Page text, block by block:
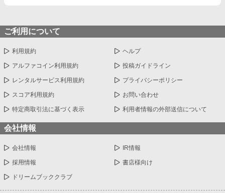
ご利用について
利用規約 ヘルプ
アルファコイン利用規約 投稿ガイドライン
レンタルサービス利用規約 プライバシーポリシー
スコア利用規約 お問い合わせ
特定商取引法に基づく表示 利用者情報の外部送信について
会社情報
会社情報 IR情報
採用情報 書店様向け
ドリームブッククラブ